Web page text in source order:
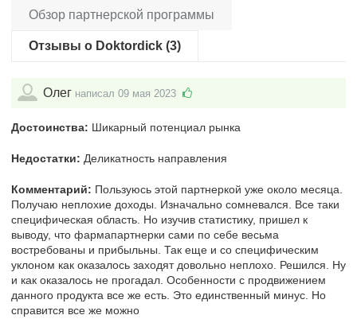
Обзор партнерской программы
Отзывы о Doktordick (3)
Олег написал 09 мая 2023
Достоинства: Шикарный потенциал рынка
Недостатки: Деликатность направления
Комментарий: Пользуюсь этой партнеркой уже около месяца.
Получаю неплохие доходы. Изначально сомневался. Все таки
специфическая область. Но изучив статистику, пришел к
выводу, что фармапартнерки сами по себе весьма
востребованы и прибыльны. Так еще и со специфическим
уклоном как оказалось заходят довольно неплохо. Решился. Ну
и как оказалось не прогадал. Особенности с продвижением
данного продукта все же есть. Это единственный минус. Но
справится все же можно